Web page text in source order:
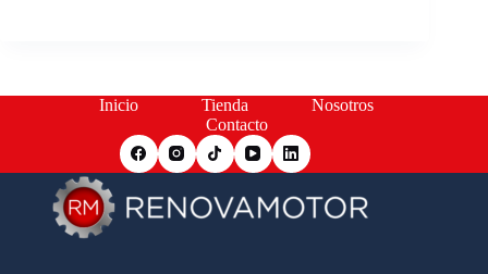
Inicio Tienda
Nosotros
Contacto